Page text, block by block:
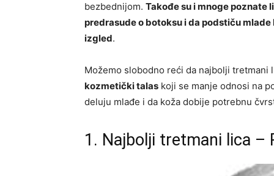
bezbednijom. Takođe su i mnoge poznate
predrasude o botoksu i da podstiču
izgled.
Možemo slobodno reći da najbolji
kozmetički talas koji se manje odnosi na
deluju mlađe i da koža dobije potrebnu
1. Najbolji tretmani lica –